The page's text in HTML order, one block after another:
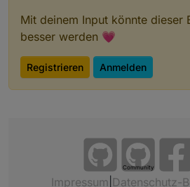
Mit deinem Input könnte dieser
besser werden 💗
Registrieren Anmelden
Community
Impressum Datenschutz-